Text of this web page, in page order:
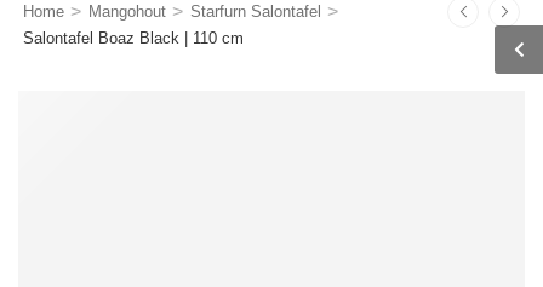
Home > Mangohout > Starfurn Salontafel >
Salontafel Boaz Black | 110 cm